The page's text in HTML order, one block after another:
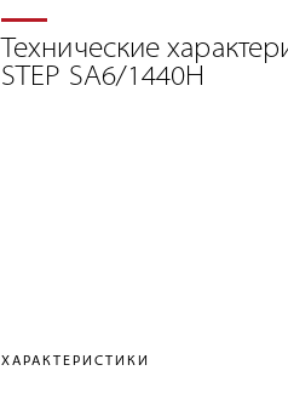
Технические
STEP SA6/1440H
ХАРАКТЕРИСТИКИ